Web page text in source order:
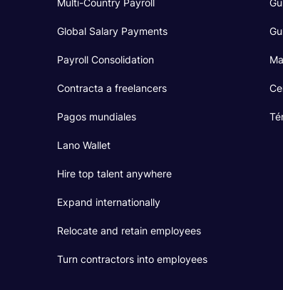
Multi-Country Payroll
Global Salary Payments
Payroll Consolidation
Contracta a freelancers
Pagos mundiales
Lano Wallet
Hire top talent anywhere
Expand internationally
Relocate and retain employees
Turn contractors into employees